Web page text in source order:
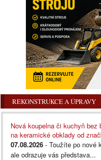
REKONSTRUKCE A ÚPRAVY
Nová koupelna či kuchyň bez
na keramické obklady od
07.08.2026 - Toužíte po nové
ale odrazuje vás představa...